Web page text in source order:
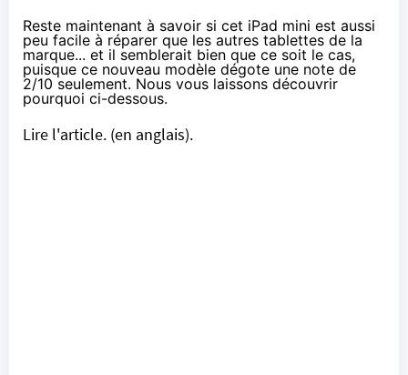
Reste maintenant à savoir si cet iPad mini est aussi
peu facile à réparer que les autres tablettes de la
marque... et il semblerait bien que ce soit le cas,
puisque ce nouveau modèle dégote une note de
2/10 seulement. Nous vous laissons découvrir
pourquoi ci-dessous.
Lire l'article. (en anglais).